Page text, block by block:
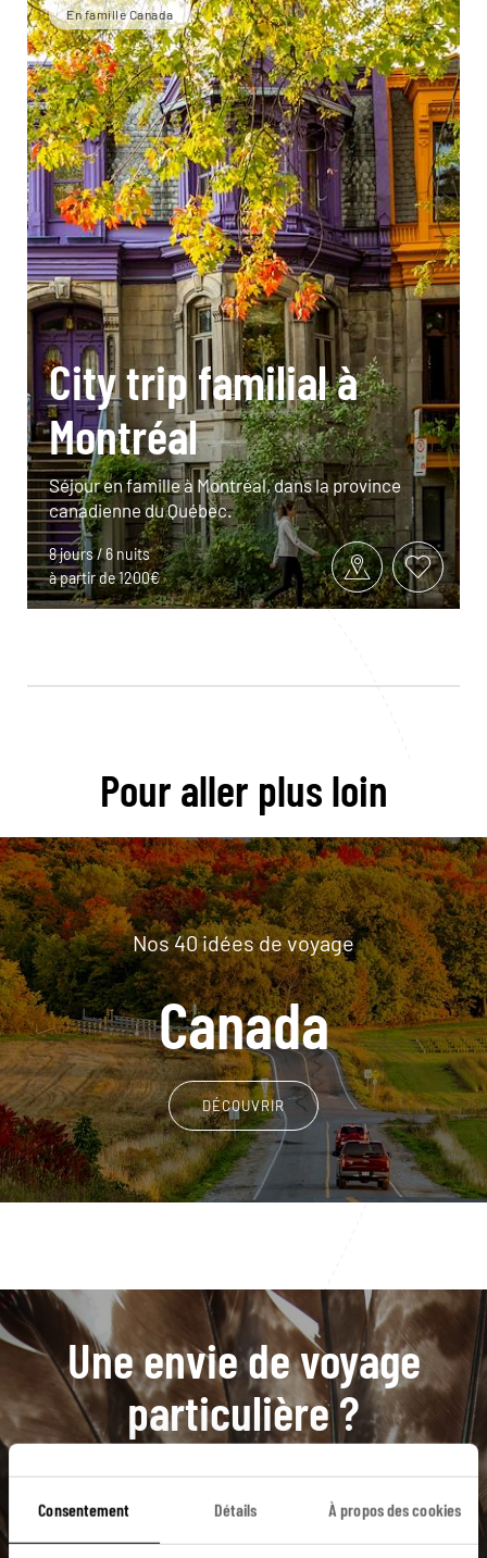
Consentement Détails À propos des cookies
En famille Canada
City trip familial à
Montréal
Séjour en famille à Montréal, dans la province
canadienne du Québec.
8 jours / 6 nuits
à partir de 1200€
Pour aller plus loin
Nos 40 idées de voyage
Canada
DÉCOUVRIR
Une envie de voyage
particulière ?
Baie Saint Paul